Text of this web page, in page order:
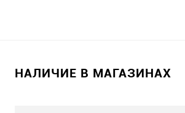
НАЛИЧИЕ В МАГАЗИНАХ